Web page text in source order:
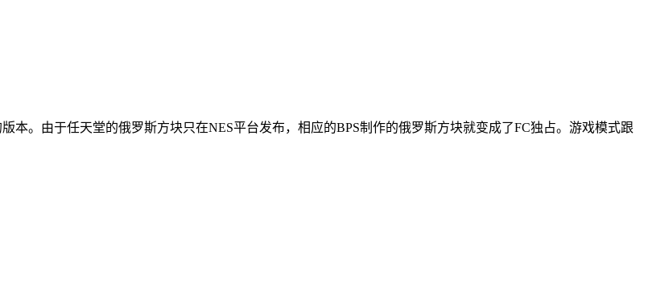
本。由于任天堂的俄罗斯方块只在NES平台发布，相应的BPS制作的俄罗斯方块就变成了FC独占。游戏模式跟